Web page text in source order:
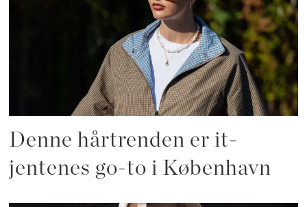
Denne hårtrenden er it-
jentenes go-to i København